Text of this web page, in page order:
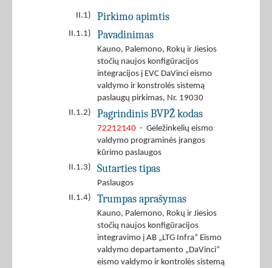
II.1) Pirkimo apimtis
II.1.1) Pavadinimas
Kauno, Palemono, Rokų ir Jiesios
stočių naujos konfigūracijos
integracijos į EVC DaVinci eismo
valdymo ir konstrolės sistemą
paslaugų pirkimas, Nr. 19030
II.1.2)
Pagrindinis BVPŽ kodas
72212140 - Geležinkelių eismo
valdymo programinės įrangos
kūrimo paslaugos
II.1.3)
Sutarties tipas
Paslaugos
II.1.4)
Trumpas aprašymas
Kauno, Palemono, Rokų ir Jiesios
stočių naujos konfigūracijos
integravimo į AB „LTG Infra“ Eismo
valdymo departamento „DaVinci“
eismo valdymo ir kontrolės sistemą